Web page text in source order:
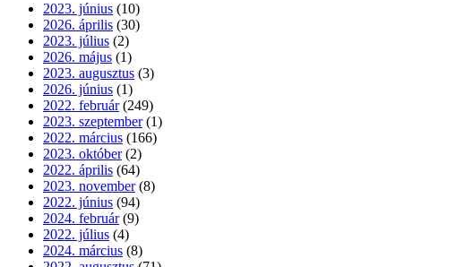
2023. június (10)
2026. április (30)
2023. július (2)
2026. május (1)
2023. augusztus (3)
2026. június (1)
2022. február (249)
2023. szeptember (1)
2022. március (166)
2023. október (2)
2022. április (64)
2023. november (8)
2022. június (94)
2024. február (9)
2022. július (4)
2024. március (8)